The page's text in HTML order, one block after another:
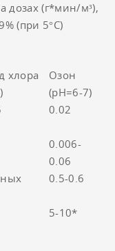
дозах (г*мин/м³),
(при 5°С)
хлора
Озон
(рН=6-7)
0.02
0.006-
0.06
0.5-0.6
5-10*